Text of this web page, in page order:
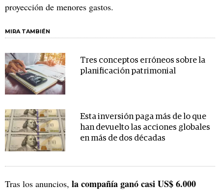
proyección de menores gastos.
MIRA TAMBIÉN
Tres conceptos erróneos sobre la
planificación patrimonial
Esta inversión paga más de lo que
han devuelto las acciones globales
en más de dos décadas
Tras los anuncios, la compañía ganó casi US$ 6.000